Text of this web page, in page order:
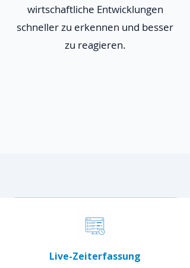
wirtschaftliche Entwicklungen
schneller zu erkennen und besser
zu reagieren.
Live-Zeiterfassung